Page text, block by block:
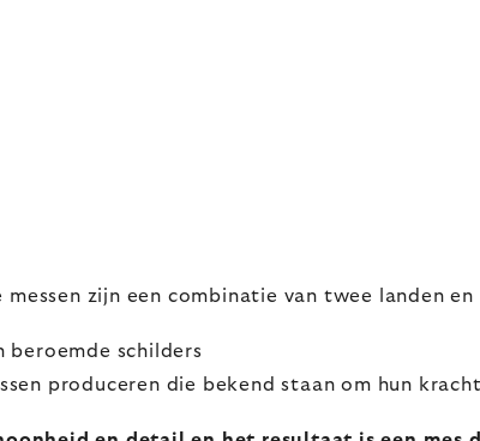
zijn een combinatie van twee landen en
beroemde schilders
produceren die bekend staan om hun